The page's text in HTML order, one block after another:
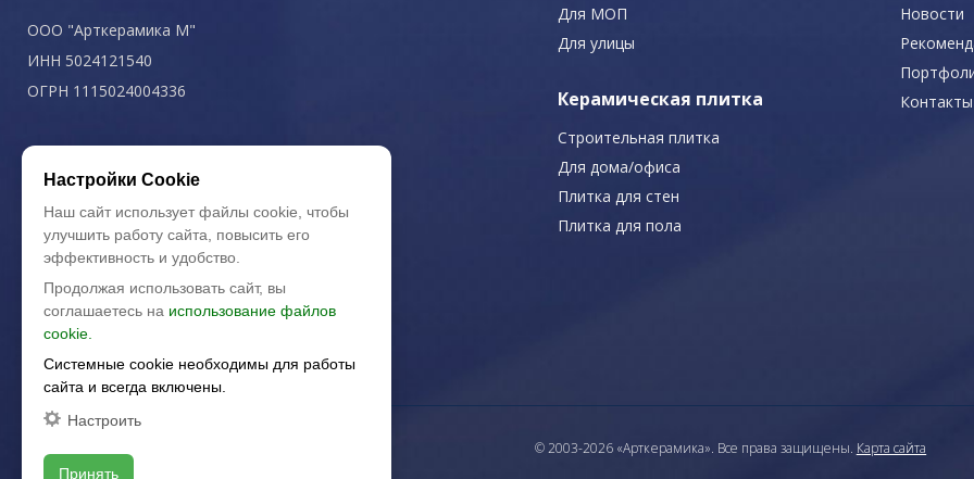
ООО "Арткерамика М"
ИНН 5024121540
ОГРН 1115024004336
Политика конфиденциальности
Для МОП
Для улицы
Керамическая плитка
Строительная плитка
Для дома/офиса
Плитка для стен
Плитка для пола
Новости
Контакты
© 2003-2026 «Арткерамика». Все права защищены. Карта сайта
Настройки Cookie
Наш сайт использует файлы cookie, чтобы
улучшить работу сайта, повысить его
эффективность и удобство.
Продолжая использовать сайт, вы
соглашаетесь на использование файлов
cookie.
Системные cookie необходимы для работы
сайта и всегда включены.
Настроить
Принять